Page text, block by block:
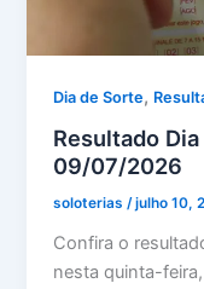
Dia de Sorte,
Resultado
09/07/2026
soloterias/julho 10,
Confira o
nesta quinta-